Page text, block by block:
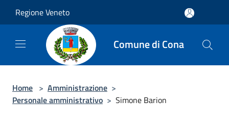
Regione Veneto
Comune di Cona
Home > Amministrazione >
Personale amministrativo > Simone Barion